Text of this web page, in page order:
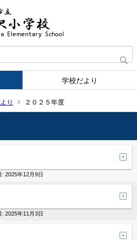
学校だより
り ２０２５年度
: 2025年12月9日
: 2025年11月3日